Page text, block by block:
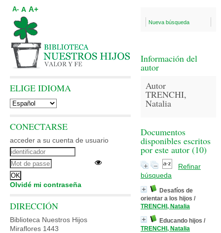
Nueva búsqueda
Información del
autor
Autor
TRENCHI,
Natalia
Documentos
disponibles escritos
por este autor (10)
Refinar
búsqueda
Desafíos de
orientar a los hijos /
TRENCHI, Natalia
Educando hijos /
TRENCHI, Natalia
A- A A+
ELIGE IDIOMA
CONECTARSE
acceder a su cuenta de usuario
Olvidé mi contraseña
DIRECCIÓN
Biblioteca Nuestros Hijos
Miraflores 1443